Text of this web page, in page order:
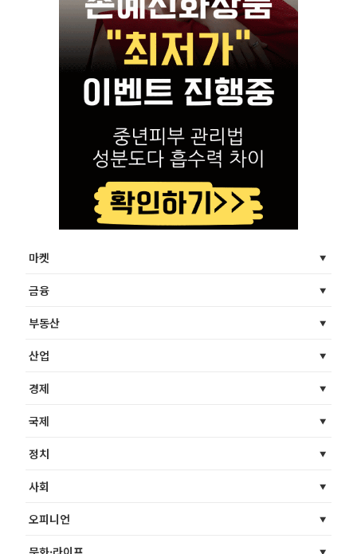
마켓
금융
부동산
산업
경제
국제
정치
사회
오피니언